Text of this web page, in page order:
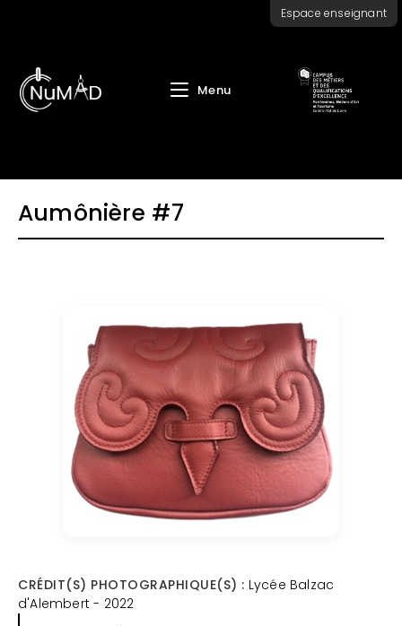
Menu
Espace enseignant
Aumônière #7
CRÉDIT(S) PHOTOGRAPHIQUE(S) : Lycée Balzac
d'Alembert - 2022